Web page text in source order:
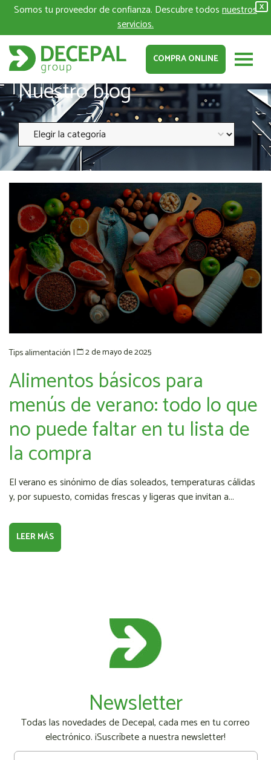
X
Somos tu proveedor de confianza. Descubre todosnuestros
servicios.
COMPRA ONLINE
Nuestro blog
Tips alimentación | 2 de mayo de 2025
Alimentos básicos para
menús de verano: todo lo que
no puede faltar en tu lista de
la compra
El verano es sinónimo de días soleados, temperaturas cálidas
y, por supuesto, comidas frescas y ligeras que invitan a...
LEER MÁS
Newsletter
Todas las novedades de Decepal, cada mes en tu correo
electrónico. ¡Suscríbete a nuestra newsletter!